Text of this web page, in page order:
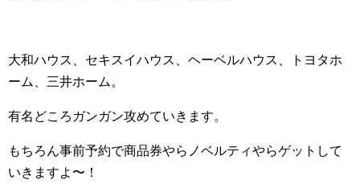
大和ハウス、セキスイハウス、ヘーベルハウス、トヨタホ
ーム、三井ホーム。
有名どころガンガン攻めていきます。
もちろん事前予約で商品券やらノベルティやらゲットして
いきますよ〜！